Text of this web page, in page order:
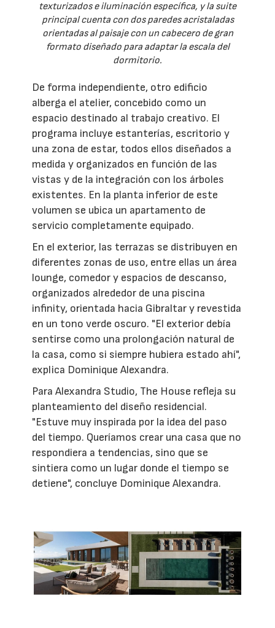
texturizados e iluminación específica, y la suite
principal cuenta con dos paredes acristaladas
orientadas al paisaje con un cabecero de gran
formato diseñado para adaptar la escala del
dormitorio.
De forma independiente, otro edificio
alberga el atelier, concebido como un
espacio destinado al trabajo creativo. El
programa incluye estanterías, escritorio y
una zona de estar, todos ellos diseñados a
medida y organizados en función de las
vistas y de la integración con los árboles
existentes. En la planta inferior de este
volumen se ubica un apartamento de
servicio completamente equipado.
En el exterior, las terrazas se distribuyen en
diferentes zonas de uso, entre ellas un área
lounge, comedor y espacios de descanso,
organizados alrededor de una piscina
infinity, orientada hacia Gibraltar y revestida
en un tono verde oscuro. "El exterior debía
sentirse como una prolongación natural de
la casa, como si siempre hubiera estado ahí",
explica Dominique Alexandra.
Para Alexandra Studio, The House refleja su
planteamiento del diseño residencial.
"Estuve muy inspirada por la idea del paso
del tiempo. Queríamos crear una casa que no
respondiera a tendencias, sino que se
sintiera como un lugar donde el tiempo se
detiene", concluye Dominique Alexandra.